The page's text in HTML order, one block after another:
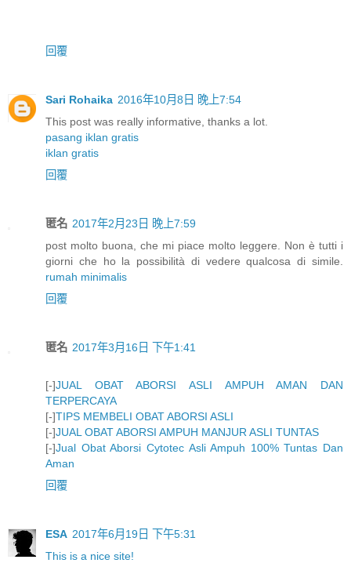
回覆
Sari Rohaika 2016年10月8日 晚上7:54
This post was really informative, thanks a lot.
pasang iklan gratis
iklan gratis
回覆
匿名 2017年2月23日 晚上7:59
post molto buona, che mi piace molto leggere. Non è tutti i
giorni che ho la possibilità di vedere qualcosa di simile.
rumah minimalis
回覆
匿名 2017年3月16日 下午1:41
[-]JUAL OBAT ABORSI ASLI AMPUH AMAN DAN
TERPERCAYA
[-]TIPS MEMBELI OBAT ABORSI ASLI
[-]JUAL OBAT ABORSI AMPUH MANJUR ASLI TUNTAS
[-]Jual Obat Aborsi Cytotec Asli Ampuh 100% Tuntas Dan
Aman
回覆
ESA 2017年6月19日 下午5:31
This is a nice site!